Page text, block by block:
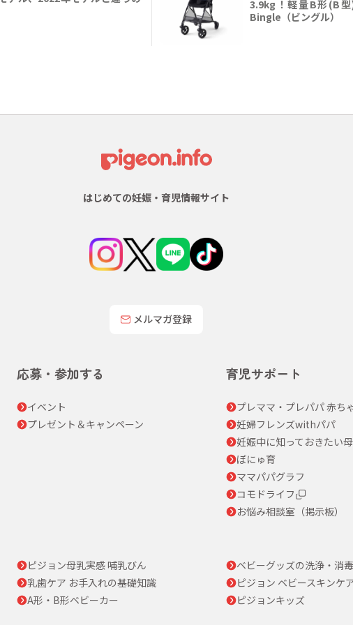
3.9kg！軽量B形(B型
Bingle（ビングル）
はじめての妊娠・育児情報サイト
メルマガ登録
応募・参加する
イベント
プレゼント＆キャンペーン
育児サポート
プレママ・プレパパ 赤ち
妊婦フレンズwithパパ
妊娠中に知っておきたい
ぼにゅ育
ママパパグラフ
コモドライフ
お悩み相談室（掲示板）
ピジョン母乳実感 哺乳びん
ベビーグッズの洗浄・消
乳歯ケア お手入れの基礎知識
ピジョン ベビースキンケ
A形・B形ベビーカー
ピジョンキッズ